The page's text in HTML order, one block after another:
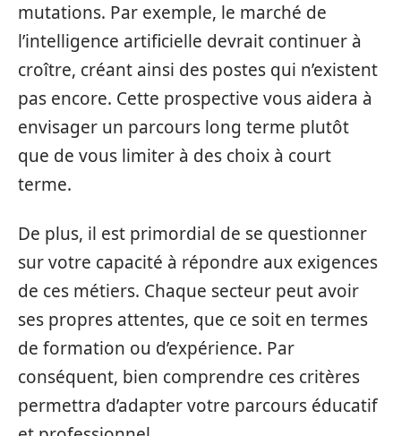
mutations. Par exemple, le marché de
l’intelligence artificielle devrait continuer à
croître, créant ainsi des postes qui n’existent
pas encore. Cette prospective vous aidera à
envisager un parcours long terme plutôt
que de vous limiter à des choix à court
terme.
De plus, il est primordial de se questionner
sur votre capacité à répondre aux exigences
de ces métiers. Chaque secteur peut avoir
ses propres attentes, que ce soit en termes
de formation ou d’expérience. Par
conséquent, bien comprendre ces critères
permettra d’adapter votre parcours éducatif